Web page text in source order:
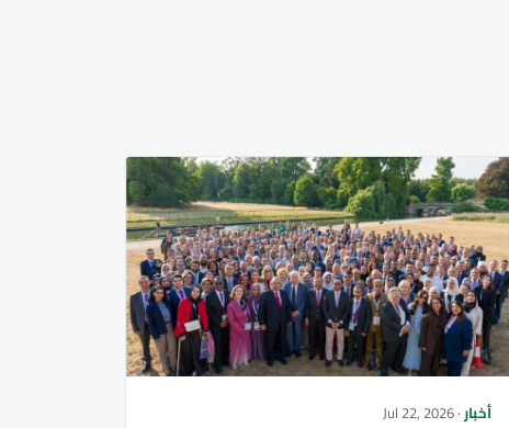
أخبار· Jul 22, 2026